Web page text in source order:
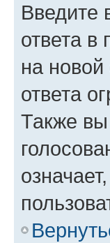
Введите
ответа в
на новой
ответа
Также вы